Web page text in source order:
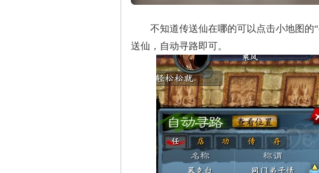
不知道传送仙在哪的可以点击小地图的“
送仙，自动寻路即可。